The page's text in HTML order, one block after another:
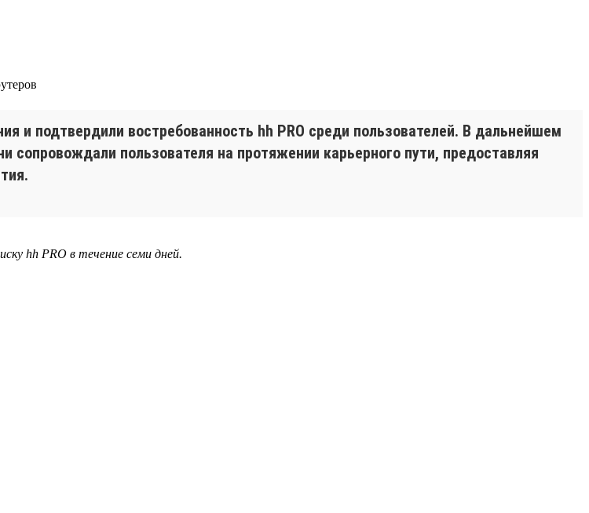
и подтвердили востребованность hh PRO среди пользователей. В дальнейшем
сопровождали пользователя на протяжении карьерного пути, предоставляя
hh PRO в течение семи дней.